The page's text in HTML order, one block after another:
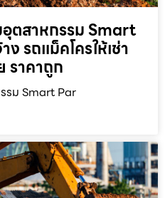
อุตสาหกรรม Smart
รถแม็คโครให้เช่า
ราคาถูก
รม Smart Par